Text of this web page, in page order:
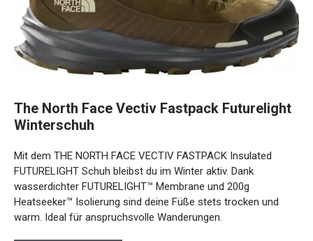
The North Face Vectiv Fastpack
Futurelight Winterschuh
Mit dem THE NORTH FACE VECTIV FASTPACK Insulated
FUTURELIGHT Schuh bleibst du im Winter aktiv. Dank
wasserdichter FUTURELIGHT™ Membrane und 200g
Heatseeker™ Isolierung sind deine Füße stets trocken und
warm. Ideal für anspruchsvolle Wanderungen.